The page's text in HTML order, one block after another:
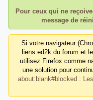
Pour ceux qui ne
message de
Si votre navigateur
liens ed2k du forum et
utilisez Firefox comme
une solution pour
about:blank#blocked :